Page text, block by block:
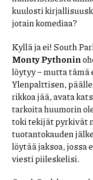
kuulosti
jotain komediaa?
Kyllä ja ei! South
Monty Pythonin
löytyy – mutta tämä
Ylenpalttisen,
rikkoa jää, avata
tarkoita huumorin
toki tekijät pyrkivät
tuotantokauden
löytää jaksoa, jossa
viesti piileskelisi.